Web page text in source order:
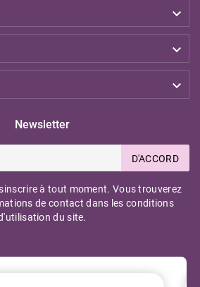



Newsletter
D'ACCORD
à tout moment. Vous trouverez
de contact dans les conditions
du site.